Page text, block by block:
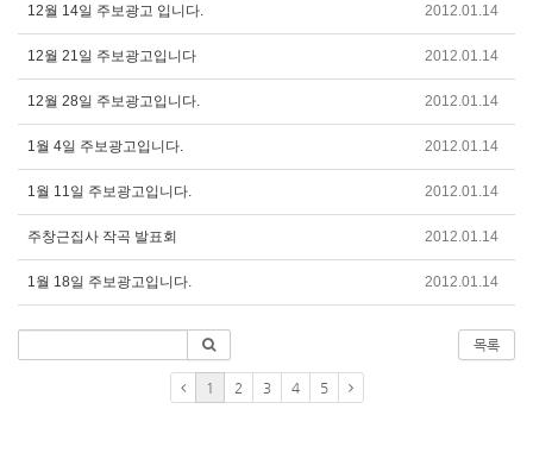
12월 14일 주보광고 입니다. 2012.01.14
12월 21일 주보광고입니다 2012.01.14
12월 28일 주보광고입니다. 2012.01.14
1월 4일 주보광고입니다. 2012.01.14
1월 11일 주보광고입니다. 2012.01.14
주창근집사 작곡 발표회 2012.01.14
1월 18일 주보광고입니다. 2012.01.14
목록
1 2 3 4 5